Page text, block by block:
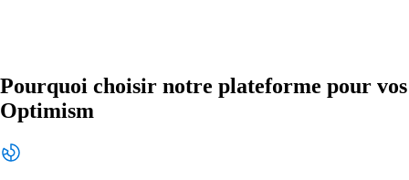
Pourquoi choisir notre plateforme pour vos
Optimism